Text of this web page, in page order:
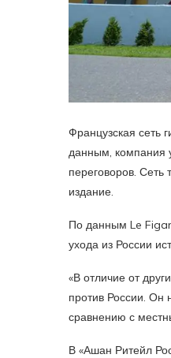
Французская сеть
данным, компания
переговоров. Сеть
издание.
По данным Le
ухода из России
«В отличие от
против России. Он
сравнению с
В «Ашан Ритейл